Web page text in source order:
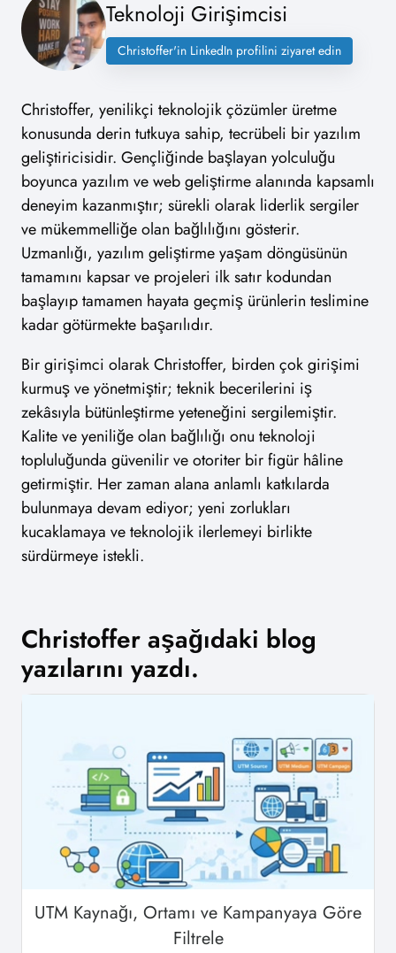
Teknoloji Girişimcisi
Christoffer'in LinkedIn profilini ziyaret edin
Christoffer, yenilikçi teknolojik çözümler üretme
konusunda derin tutkuya sahip, tecrübeli bir yazılım
geliştiricisidir. Gençliğinde başlayan yolculuğu
boyunca yazılım ve web geliştirme alanında kapsamlı
deneyim kazanmıştır; sürekli olarak liderlik sergiler
ve mükemmelliğe olan bağlılığını gösterir.
Uzmanlığı, yazılım geliştirme yaşam döngüsünün
tamamını kapsar ve projeleri ilk satır kodundan
başlayıp tamamen hayata geçmiş ürünlerin teslimine
kadar götürmekte başarılıdır.
Bir girişimci olarak Christoffer, birden çok girişimi
kurmuş ve yönetmiştir; teknik becerilerini iş
zekâsıyla bütünleştirme yeteneğini sergilemiştir.
Kalite ve yeniliğe olan bağlılığı onu teknoloji
topluluğunda güvenilir ve otoriter bir figür hâline
getirmiştir. Her zaman alana anlamlı katkılarda
bulunmaya devam ediyor; yeni zorlukları
kucaklamaya ve teknolojik ilerlemeyi birlikte
sürdürmeye istekli.
Christoffer aşağıdaki blog
yazılarını yazdı.
UTM Kaynağı, Ortamı ve Kampanyaya Göre
Filtrele